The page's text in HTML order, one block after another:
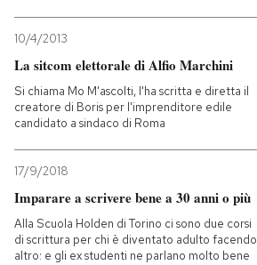
10/4/2013
La sitcom elettorale di Alfio Marchini
Si chiama Mo M'ascolti, l'ha scritta e diretta il
creatore di Boris per l'imprenditore edile
candidato a sindaco di Roma
17/9/2018
Imparare a scrivere bene a 30 anni o più
Alla Scuola Holden di Torino ci sono due corsi
di scrittura per chi è diventato adulto facendo
altro: e gli ex studenti ne parlano molto bene